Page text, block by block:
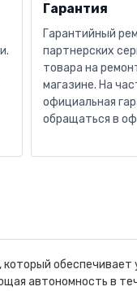
Гарантия
Гарантийный
партнерских
товара на
магазине. На
официальная
обращаться в
который
автономность в